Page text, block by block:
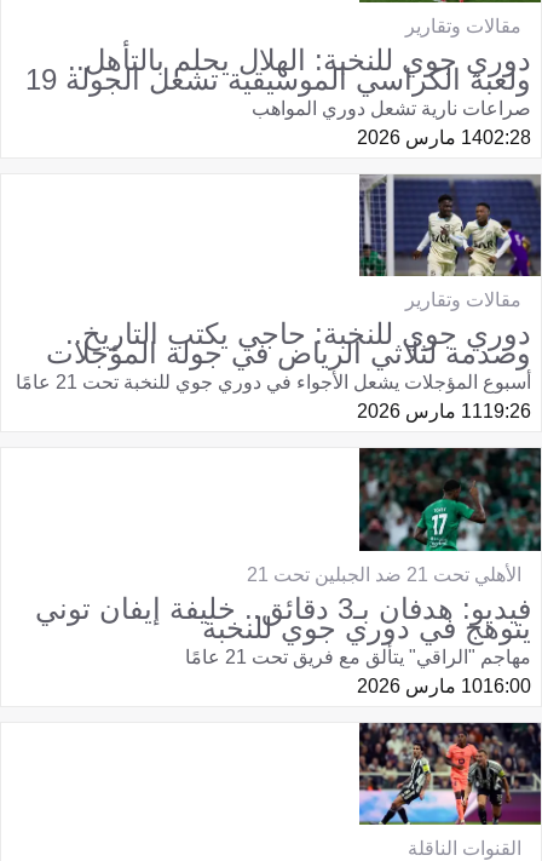
مقالات وتقارير
دوري جوي للنخبة: الهلال يحلم بالتأهل..
ولعبة الكراسي الموسيقية تشعل الجولة 19
صراعات نارية تشعل دوري المواهب
02:2814 مارس 2026
مقالات وتقارير
دوري جوي للنخبة: حاجي يكتب التاريخ..
وصدمة لثلاثي الرياض في جولة المؤجلات
أسبوع المؤجلات يشعل الأجواء في دوري جوي للنخبة تحت 21 عامًا
19:2611 مارس 2026
الأهلي تحت 21 ضد الجبلين تحت 21
فيديو: هدفان بـ3 دقائق.. خليفة إيفان توني
يتوهج في دوري جوي للنخبة
مهاجم "الراقي" يتألق مع فريق تحت 21 عامًا
16:0010 مارس 2026
القنوات الناقلة